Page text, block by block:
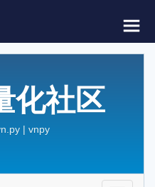
化社区
| vnpy